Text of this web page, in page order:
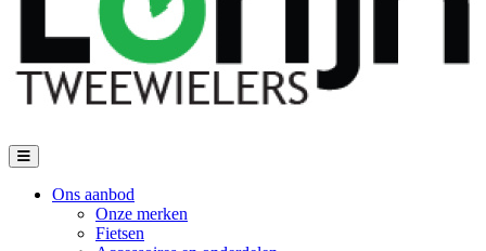
Ons aanbod
Onze merken
Fietsen